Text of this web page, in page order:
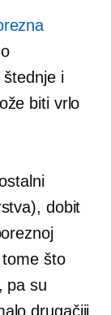
štednje i
biti vrlo
dobit
što
pa su
drugačiji.